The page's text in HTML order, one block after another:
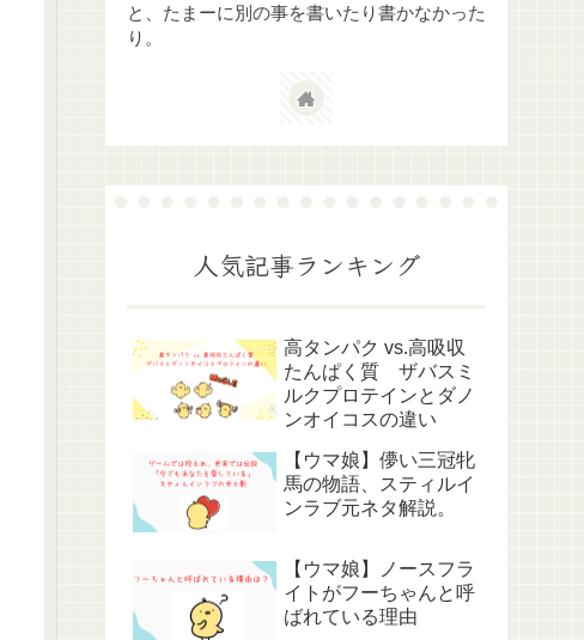
と、たまーに別の事を書いたり書かなかった
り。
人気記事ランキング
高タンパク vs.高吸収
たんぱく質 ザバスミ
ルクプロテインとダノ
ンオイコスの違い
【ウマ娘】儚い三冠牝
馬の物語、スティルイ
ンラブ元ネタ解説。
【ウマ娘】ノースフラ
イトがフーちゃんと呼
ばれている理由